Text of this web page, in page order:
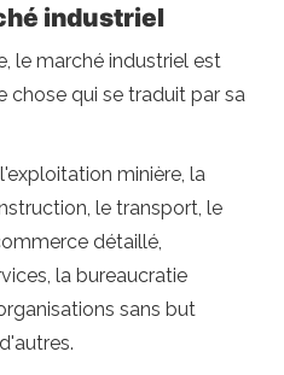
industriel
le marché industriel est
chose qui se traduit par sa
minière, la
le transport, le
détaillé,
la bureaucratie
sans but